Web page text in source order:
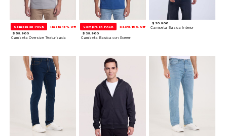
Compra en PACK Hasta 15% Off
$ 59.900
Camiseta Oversize Texturizada
Compra en PACK Hasta 15% Off
$ 39.900
Camiseta Basica con Screen
$ 20.900
Camiseta Básica Interior